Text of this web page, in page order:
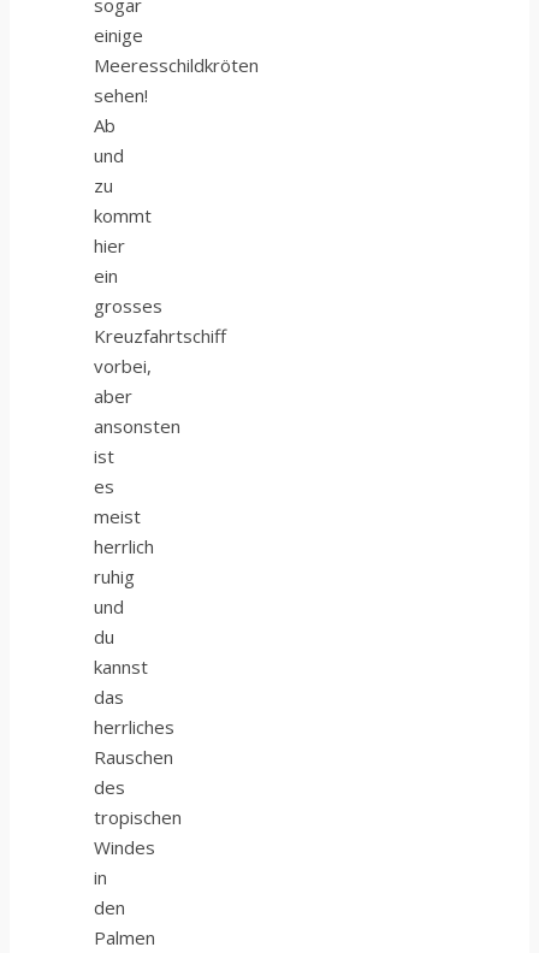
einige
Meeresschildkröten
sehen!
Ab
und
zu
kommt
hier
ein
grosses
Kreuzfahrtschiff
vorbei,
aber
ansonsten
ist
es
meist
herrlich
ruhig
und
du
kannst
das
herrliches
Rauschen
des
tropischen
Windes
in
den
Palmen